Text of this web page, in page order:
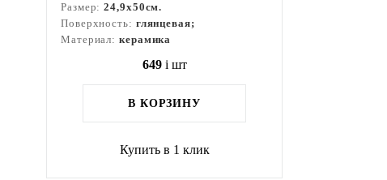
Размер:24,9x50см.
Поверхность: глянцевая;
Материал: керамика
649 i шт
В КОРЗИНУ
Купить в 1 клик